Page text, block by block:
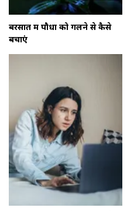
बरसात में पौधों को गलने से कैसे
बचाएं